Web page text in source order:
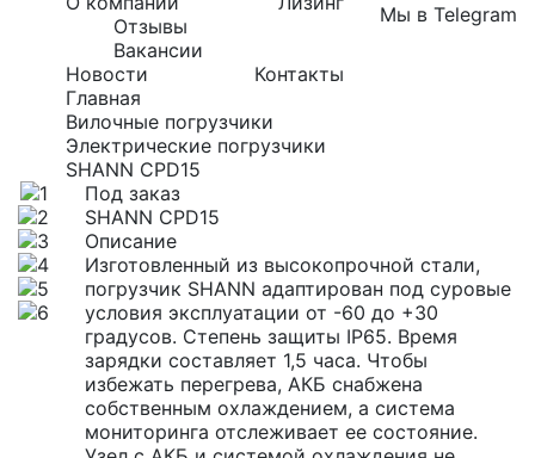
Отзывы
Вакансии
Новости Контакты
Мы в Telegram
Главная
Вилочные погрузчики
Электрические погрузчики
SHANN CPD15
Под заказ
SHANN CPD15
Описание
Изготовленный из высокопрочной стали,
погрузчик SHANN адаптирован под суровые
условия эксплуатации от -60 до +30
градусов. Степень защиты IP65. Время
зарядки составляет 1,5 часа. Чтобы
избежать перегрева, АКБ снабжена
собственным охлаждением, а система
мониторинга отслеживает ее состояние.